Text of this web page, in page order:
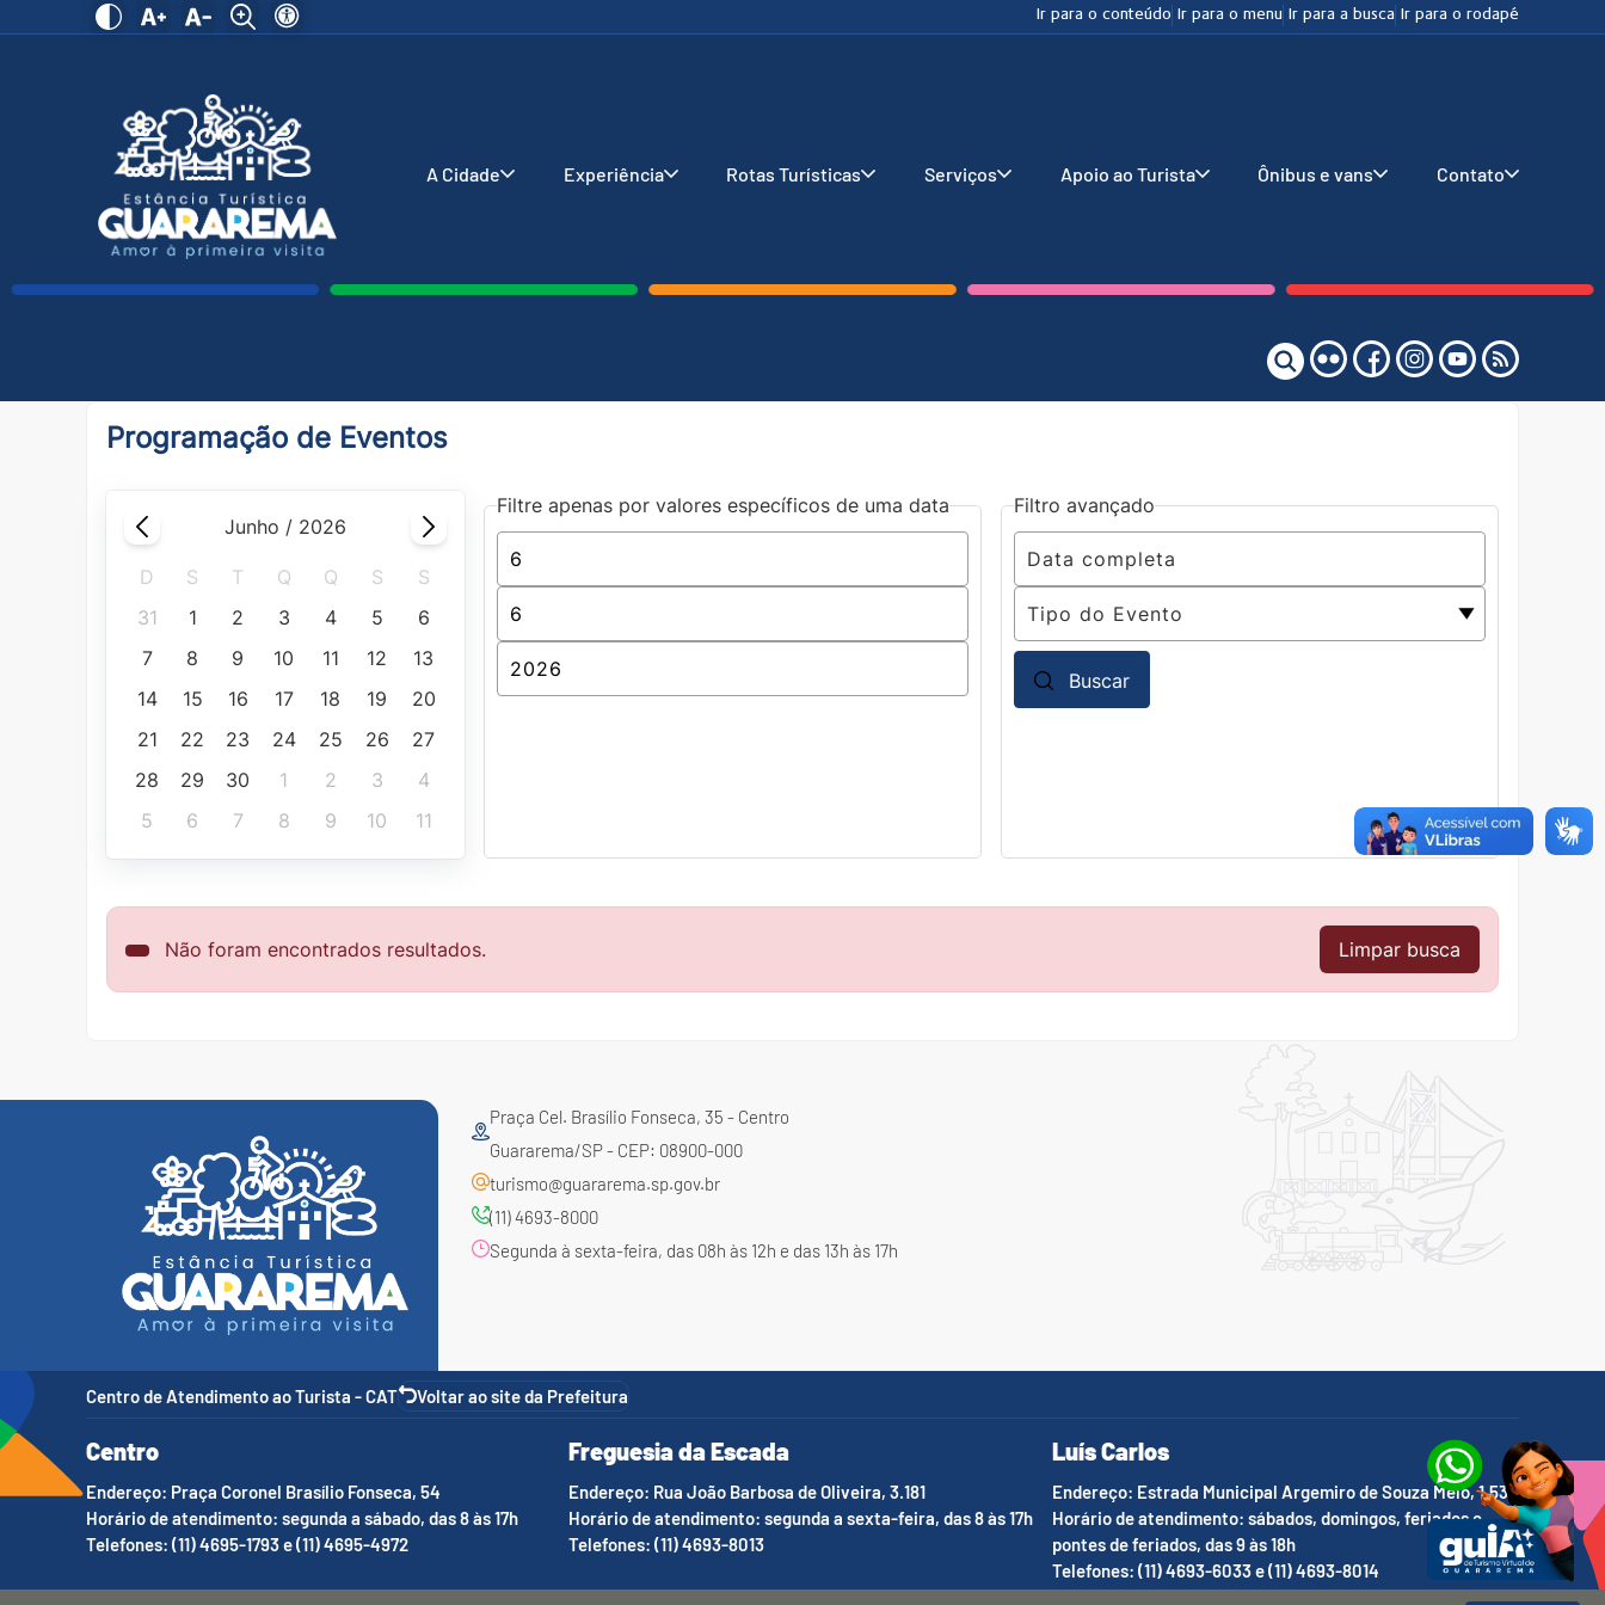
Ir para o conteúdo Ir para o menu Ir para a busca Ir para o rodapé
A Cidade Experiência Rotas Turísticas Serviços Apoio ao Turista Ônibus e vans Contato
Programação de Eventos
junho / 2026
D S T Q Q S
S
31
1 2 3 4 5
6
7
8 9 10 11 12
13
14
15 16 17 18 19
20
21
22 23 24 25 26
27
28
29 30 1 2 3
4
5
6 7 8 9 10 11
Filtre apenas por valores específicos de uma data Filtro avançado
Buscar
Não foram encontrados resultados. Limpar busca
Praça Cel. Brasílio Fonseca, 35 - Centro
Guararema/SP - CEP: 08900-000
turismo@guararema.sp.gov.br
(11) 4693-8000
Segunda à sexta-feira, das 08h às 12h e das 13h às 17h
Centro de Atendimento ao Turista - CAT Voltar ao site da Prefeitura
Centro
Endereço: Praça Coronel Brasílio Fonseca, 54
Horário de atendimento: segunda a sábado, das 8 às 17h
Telefones: (11) 4695-1793 e (11) 4695-4972
Freguesia da Escada
Endereço: Rua João Barbosa de Oliveira, 3.181
Horário de atendimento: segunda a sexta-feira, das 8 às 17h
Telefones: (11) 4693-8013
Luís Carlos
Endereço: Estrada Municipal Argemiro de Souza Melo, 1.536
Horário de atendimento: sábados, domingos, feriados e
pontes de feriados, das 9 às 18h
Telefones: (11) 4693-6033 e (11) 4693-8014